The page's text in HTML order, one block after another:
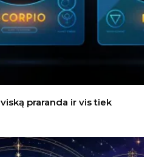
praranda ir vis tiek